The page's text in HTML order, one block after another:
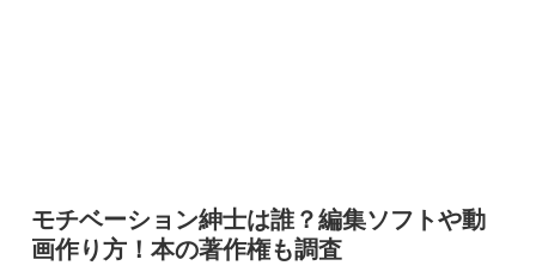
モチベーション紳士は誰？編集ソフトや動
画作り方！本の著作権も調査